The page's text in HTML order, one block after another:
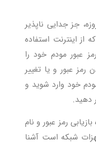
جز جدایی ناپذیر
از اینترنت استفاده
عبور مودم خود را
رمز عبور و یا تغییر
خود وارد شوید و
دهید.
رمز عبور و نام
شبکه است آشنا